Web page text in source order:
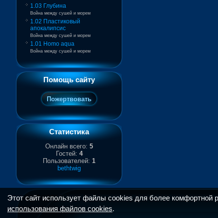
1.03 Глубина
Война между сушей и морем
1.02 Пластиковый
апокалипсис
Война между сушей и морем
1.01 Homo aqua
Война между сушей и морем
Помощь сайту
Статистика
Онлайн всего: 5
Гостей: 4
Пользователей: 1
bethtwig
Этот сайт использует файлы cookies для более комфортной
использования файлов cookies.